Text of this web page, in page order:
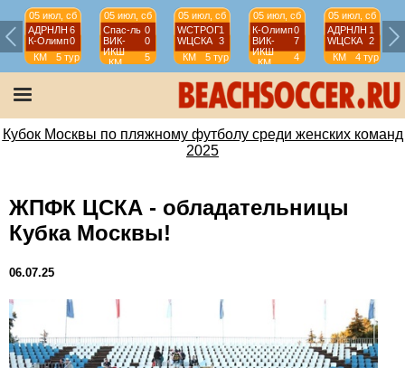
05 июл, сб
АДРНЛН 6
К-Олимп0
КМ
(Ж)
5 тур
05 июл, сб
Спас-ль 0
ВИК-
ИКШ
0
КМ
(Ж)
5
тур
05 июл, сб
WCТРОГ1
WЦСКА
3
КМ
(Ж)
5 тур
05 июл, сб
К-Олимп0
ВИК-
ИКШ
7
КМ
(Ж)
4
тур
05 июл, сб
АДРНЛН 1
WЦСКА
2
КМ
(Ж)
4 тур
Кубок Москвы по пляжному футболу среди женских команд
2025
ЖПФК ЦСКА - обладательницы
Кубка Москвы!
06.07.25